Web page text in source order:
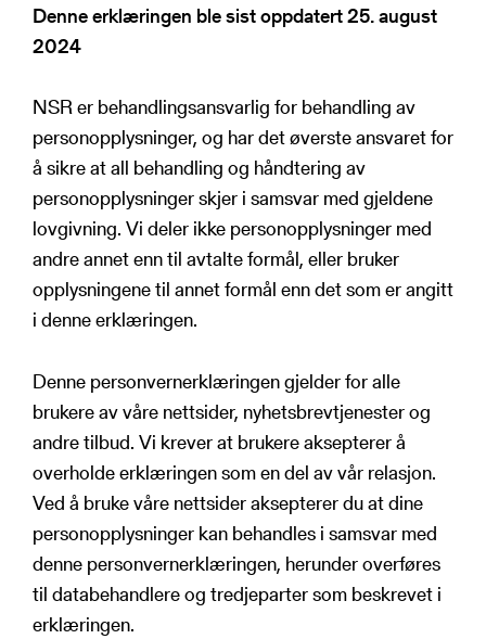
Denne erklæringen ble sist oppdatert25. august
2024
NSR er behandlingsansvarlig for behandling av
personopplysninger, og har det øverste ansvaret for
å sikre at all behandling og håndtering av
personopplysninger skjer i samsvar med gjeldene
lovgivning. Vi deler ikke personopplysninger med
andre annet enn til avtalte formål, eller bruker
opplysningene til annet formål enn det som er angitt
i denne erklæringen.
Denne personvernerklæringen gjelder for alle
brukere av våre nettsider, nyhetsbrevtjenester og
andre tilbud. Vi krever at brukere aksepterer å
overholde erklæringen som en del av vår relasjon.
Ved å bruke våre nettsider aksepterer du at dine
personopplysninger kan behandles i samsvar med
denne personvernerklæringen, herunder overføres
til databehandlere og tredjeparter som beskrevet i
erklæringen.